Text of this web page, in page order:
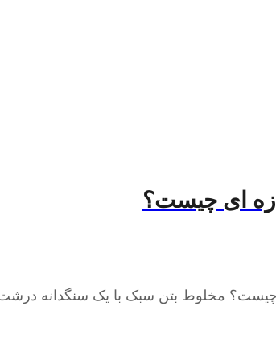
ای چیست؟
مخلوط بتن سبک با یک سنگدانه